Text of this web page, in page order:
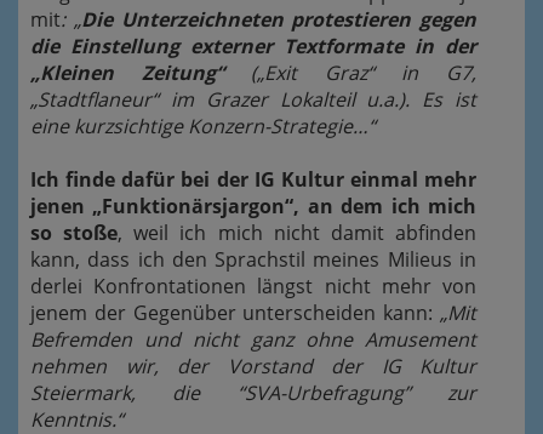
mit: „Die Unterzeichneten protestieren gegen
die Einstellung externer Textformate in der
„Kleinen Zeitung“(„Exit Graz“ in G7,
„Stadtflaneur“ im Grazer Lokalteil u.a.). Es ist
eine kurzsichtige Konzern-Strategie…“
Ich finde dafür bei der IG Kultur einmal mehr
jenen „Funktionärsjargon“, an dem ich mich
so stoße, weil ich mich nicht damit abfinden
kann, dass ich den Sprachstil meines Milieus in
derlei Konfrontationen längst nicht mehr von
jenem der Gegenüber unterscheiden kann: „Mit
Befremden und nicht ganz ohne Amusement
nehmen wir, der Vorstand der IG Kultur
Steiermark, die “SVA-Urbefragung” zur
Kenntnis.“